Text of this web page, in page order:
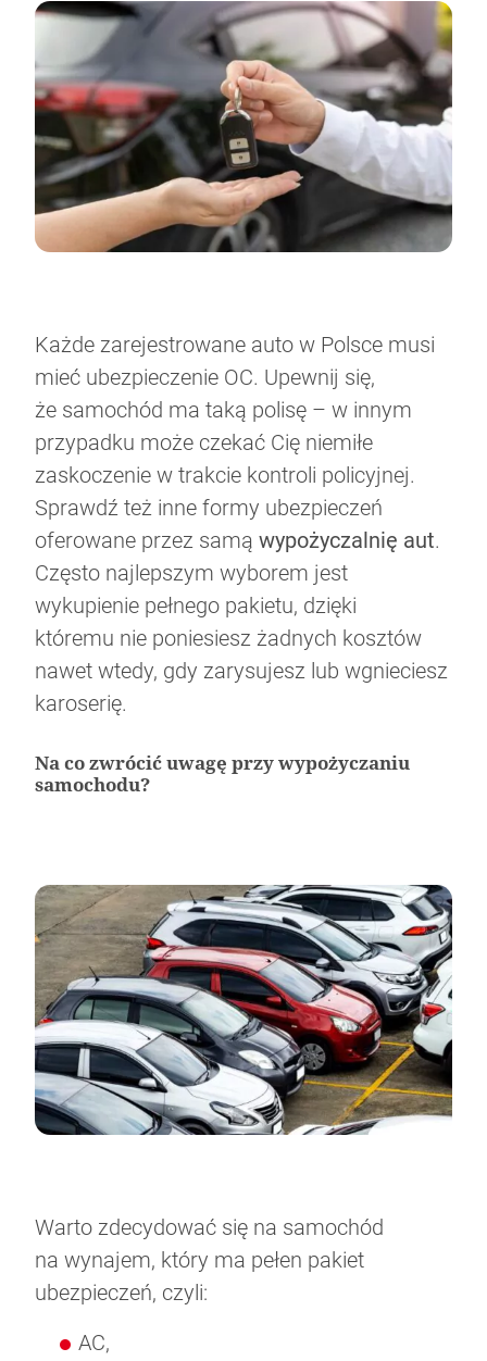
Każde zarejestrowane auto w Polsce musi
mieć ubezpieczenie OC. Upewnij się,
że samochód ma taką polisę – w innym
przypadku może czekać Cię niemiłe
zaskoczenie w trakcie kontroli policyjnej.
Sprawdź też inne formy ubezpieczeń
oferowane przez samą wypożyczalnię aut.
Często najlepszym wyborem jest
wykupienie pełnego pakietu, dzięki
któremu nie poniesiesz żadnych kosztów
nawet wtedy, gdy zarysujesz lub wgnieciesz
karoserię.
Na co zwrócić uwagę przy wypożyczaniu
samochodu?
Warto zdecydować się na samochód
na wynajem, który ma pełen pakiet
ubezpieczeń, czyli:
AC,